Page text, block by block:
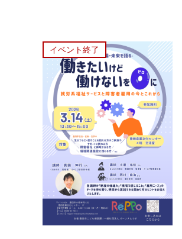
イベント終了